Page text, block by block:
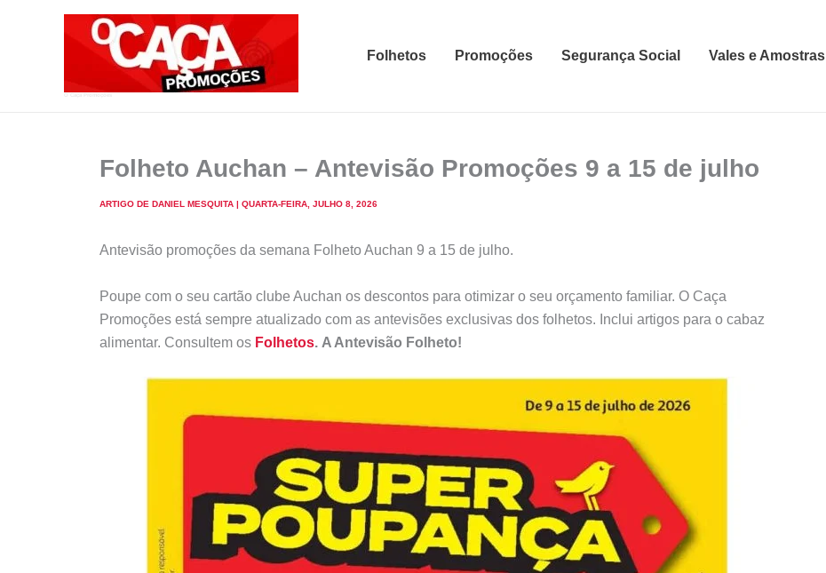
Folhetos Promoções Segurança Social Vales e Amostras
Folheto Auchan – Antevisão Promoções 9 a 15 de julho
ARTIGO DE DANIEL MESQUITA | QUARTA-FEIRA, JULHO 8, 2026
Antevisão promoções da semana Folheto Auchan 9 a 15 de julho.
Poupe com o seu cartão clube Auchan os descontos para otimizar o seu orçamento familiar. O Caça
Promoções está sempre atualizado com as antevisões exclusivas dos folhetos. Inclui artigos para o cabaz
alimentar. Consultem os Folhetos. A Antevisão Folheto!